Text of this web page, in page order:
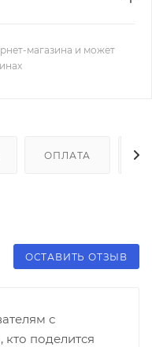
магазина и может
ОПЛАТА
ОСТАВИТЬ ОТЗЫВ
с
поделится